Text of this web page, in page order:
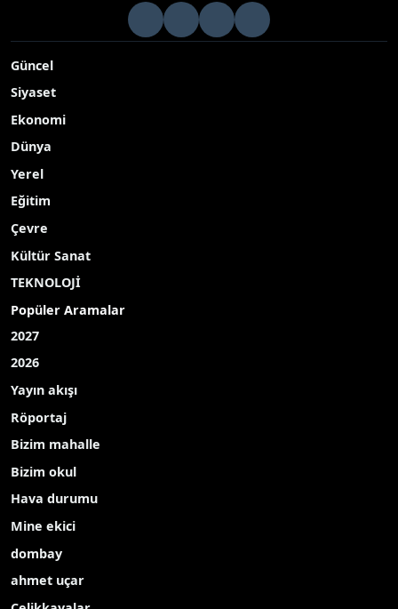
Güncel
Siyaset
Ekonomi
Dünya
Yerel
Eğitim
Çevre
Kültür Sanat
TEKNOLOJİ
Popüler Aramalar
2027
2026
Yayın akışı
Röportaj
Bizim mahalle
Bizim okul
Hava durumu
Mine ekici
dombay
ahmet uçar